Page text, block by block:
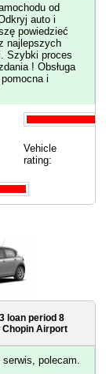
od
auto i
powiedzieć
najlepszych
Szybki proces
! Obsługa
i
Vehicle
rating:
loan period 8
Chopin Airport
serwis, polecam.